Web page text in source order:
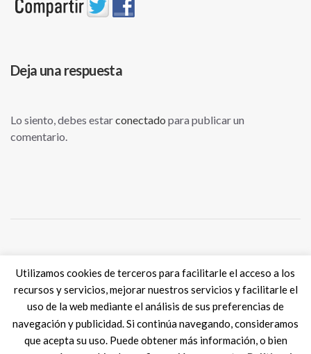
Deja una respuesta
Lo siento, debes estarconectado para publicar un
comentario.
Digital Skills ES2017 SPAIN |Aviso legal|Política de Cookies
Utilizamos cookies de terceros para facilitarle el acceso a los
recursos y servicios, mejorar nuestros servicios y facilitarle el
uso de la web mediante el análisis de sus preferencias de
navegación y publicidad. Si continúa navegando, consideramos
que acepta su uso. Puede obtener más información, o bien